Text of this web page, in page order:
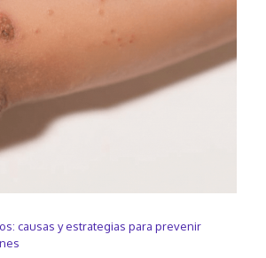
causas y estrategias para prevenir